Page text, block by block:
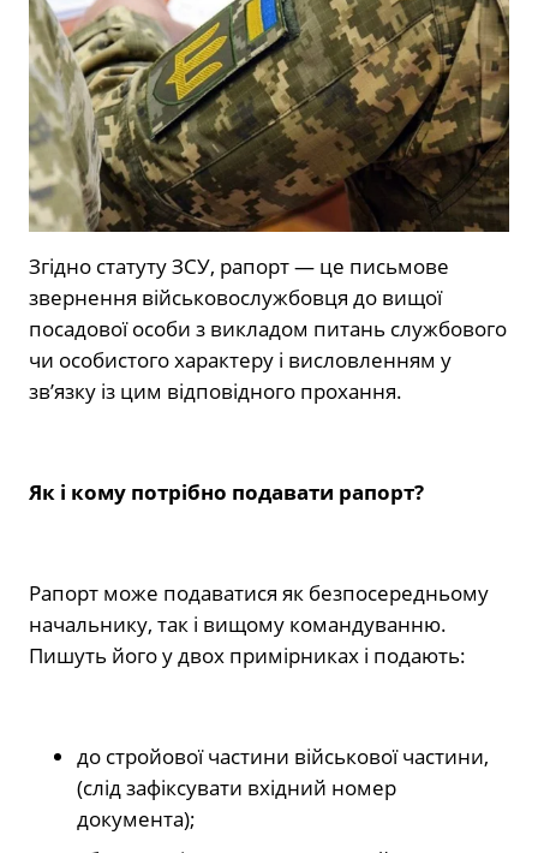
Згідно статуту ЗСУ, рапорт — це письмове
звернення військовослужбовця до вищої
посадової особи з викладом питань службового
чи особистого характеру і висловленням у
зв’язку із цим відповідного прохання.
Як і кому потрібно подавати рапорт?
Рапорт може подаватися як безпосередньому
начальнику, так і вищому командуванню.
Пишуть його у двох примірниках і подають:
до стройової частини військової частини,
(слід зафіксувати вхідний номер
документа);